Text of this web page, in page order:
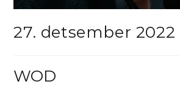
27. detsember 2022
WOD